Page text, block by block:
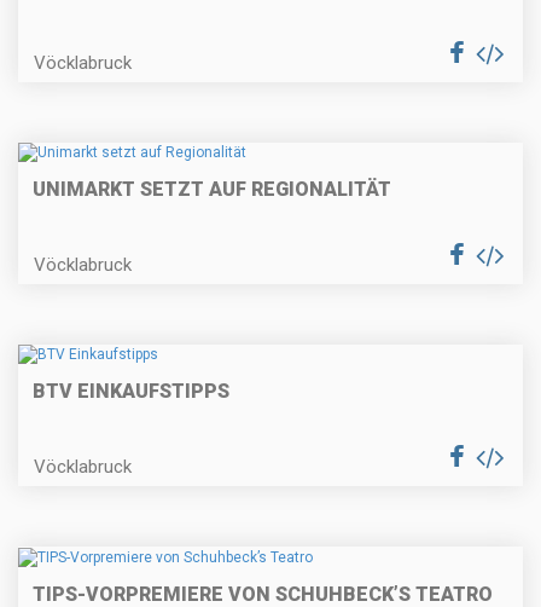
Vöcklabruck
UNIMARKT SETZT AUF REGIONALITÄT
Vöcklabruck
BTV EINKAUFSTIPPS
Vöcklabruck
TIPS-VORPREMIERE VON SCHUHBECK’S TEATRO